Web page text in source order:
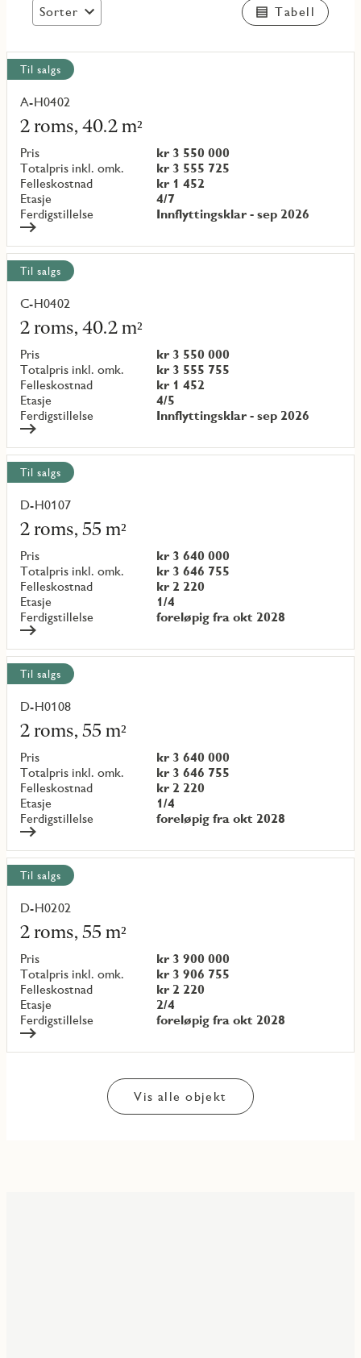
Sorter Tabell
Vis
alle
objekt
Til salgs
A-H0402
2 roms, 40.2 m²
Pris
kr 3 550 000
Totalpris inkl. omk.
kr 3 555 725
Felleskostnad
kr 1 452
Etasje
4/7
Ferdigstillelse
Innflyttingsklar - sep 2026
Les
mer
om
objekt
{objectNumber}
Til salgs
C-H0402
2 roms, 40.2 m²
Pris
kr 3 550 000
Totalpris inkl. omk.
kr 3 555 755
Felleskostnad
kr 1 452
Etasje
4/5
Ferdigstillelse
Innflyttingsklar - sep 2026
Les
mer
om
objekt
{objectNumber}
Til salgs
D-H0107
2 roms, 55 m²
Pris
kr 3 640 000
Totalpris inkl. omk.
kr 3 646 755
Felleskostnad
kr 2 220
Etasje
1/4
Ferdigstillelse
foreløpig fra okt 2028
Les
mer
om
objekt
{objectNumber}
Til salgs
D-H0108
2 roms, 55 m²
Pris
kr 3 640 000
Totalpris inkl. omk.
kr 3 646 755
Felleskostnad
kr 2 220
Etasje
1/4
Ferdigstillelse
foreløpig fra okt 2028
Les
mer
om
objekt
{objectNumber}
Til salgs
D-H0202
2 roms, 55 m²
Pris
kr 3 900 000
Totalpris inkl. omk.
kr 3 906 755
Felleskostnad
kr 2 220
Etasje
2/4
Ferdigstillelse
foreløpig fra okt 2028
Les
mer
om
objekt
{objectNumber}
Vis alle objekt